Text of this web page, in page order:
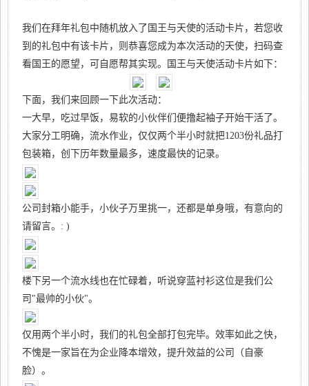
我们在拜年礼包中随机放入了国王与天使的活动卡片，若您收
到的礼包中有该卡片，则恭喜您成为本次活动的天使，扫码查
看国王的愿望，可自愿帮其实现。国王与天使活动卡片如下：
下面，我们来回顾一下此次活动：
一大早，吃过早饭，易软的小伙伴们便撸起袖子开始干活了。
大家分工明确，流水作业，仅仅两个半小时就把1203份礼品打
包装箱，创下历年数量最多，速度最快的记录。
公司封箱小能手，小伙子万里挑一，还都是单身哦，有意向的
请留言。: )
楼下另一个流水线也在忙碌着，听说穿蓝衬衫这位是我们公
司"最帅的小伙"。
仅用两个半小时，我们的礼包全部打包完毕。效率如此之快，
不愧是一家旨在为企业降本增效，提升效益的公司（自豪
脸）。